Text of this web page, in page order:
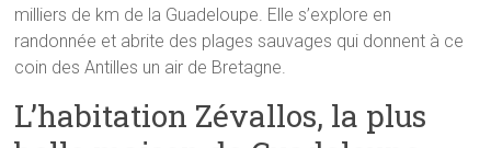
milliers de km de la Guadeloupe. Elle s’explore en
randonnée et abrite des plages sauvages qui donnent à ce
coin des Antilles un air de Bretagne.
L’habitation Zévallos, la plus